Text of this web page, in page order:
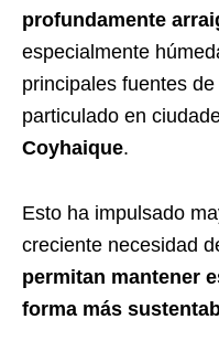
profundamente
especialmente
principales fuentes
particulado en
Coyhaique.
Esto ha impulsado
creciente necesidad
permitan mantener
forma más